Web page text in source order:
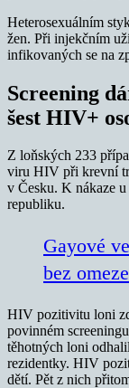
Heterosexuálním
žen. Při injekčním
infikovaných se na
Screening
šest HIV+
Z loňských 233
viru HIV při krevní
v Česku. K nákaze
republiku.
Gayové
bez
HIV pozitivitu loni
povinném
těhotných loni
rezidentky. HIV
dětí. Pět z nich